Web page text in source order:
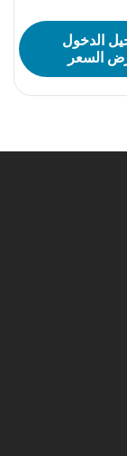
الدخول
السعر